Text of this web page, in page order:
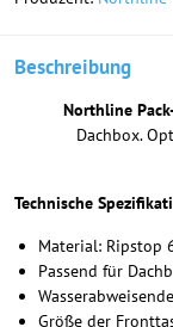
Beschreibung
Northline
Dachbox.
Technische
Material: Ripstop
Passend für
Größe der